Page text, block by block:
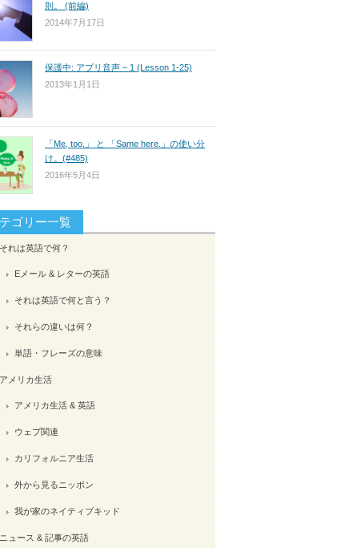
則。 (前編)
2014年7月17日
保護中: アプリ音声 – 1 (Lesson 1-25)
2013年1月1日
「Me, too.」 と 「Same here.」の使い分
け。(#485)
2016年5月4日
ゴリー一覧
それは英語で何？
Eメール & レターの英語
それは英語で何と言う？
それらの違いは何？
単語・フレーズの意味
アメリカ生活
アメリカ生活 & 英語
ウェブ関連
カリフォルニア生活
外から見るニッポン
我が家のネイティブキッド
ニュース & 記事の英語